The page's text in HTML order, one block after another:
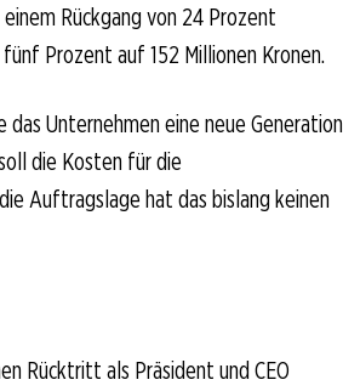
Rückgang von 24 Prozent
Prozent auf 152 Millionen Kronen.
Unternehmen eine neue Generation
die Kosten für die
Auftragslage hat das bislang keinen
Rücktritt als Präsident und CEO